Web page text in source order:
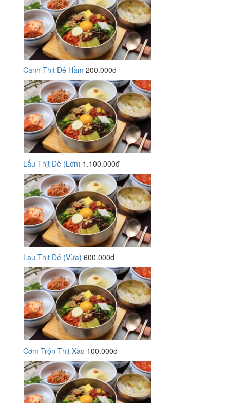
Canh Thịt Dê Hầm 200.000đ
Lẩu Thịt Dê (Lớn) 1.100.000đ
Lẩu Thịt Dê (Vừa) 600.000đ
Cơm Trộn Thịt Xào 100.000đ